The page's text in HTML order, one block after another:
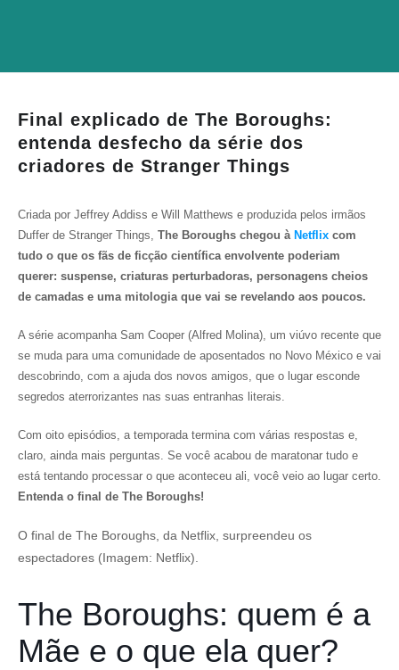
Final explicado de The Boroughs:
entenda desfecho da série dos
criadores de Stranger Things
Criada por Jeffrey Addiss e Will Matthews e produzida pelos irmãos
Duffer de Stranger Things, The Boroughs chegou à Netflix com
tudo o que os fãs de ficção científica envolvente poderiam
querer: suspense, criaturas perturbadoras, personagens cheios
de camadas e uma mitologia que vai se revelando aos poucos.
A série acompanha Sam Cooper (Alfred Molina), um viúvo recente que
se muda para uma comunidade de aposentados no Novo México e vai
descobrindo, com a ajuda dos novos amigos, que o lugar esconde
segredos aterrorizantes nas suas entranhas literais.
Com oito episódios, a temporada termina com várias respostas e,
claro, ainda mais perguntas. Se você acabou de maratonar tudo e
está tentando processar o que aconteceu ali, você veio ao lugar certo.
Entenda o final de The Boroughs!
O final de The Boroughs, da Netflix, surpreendeu os
espectadores (Imagem: Netflix).
The Boroughs: quem é a
Mãe e o que ela quer?